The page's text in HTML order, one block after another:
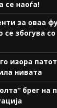
се наоѓа!
за оваа
се збогува
изора
нивата
брег на